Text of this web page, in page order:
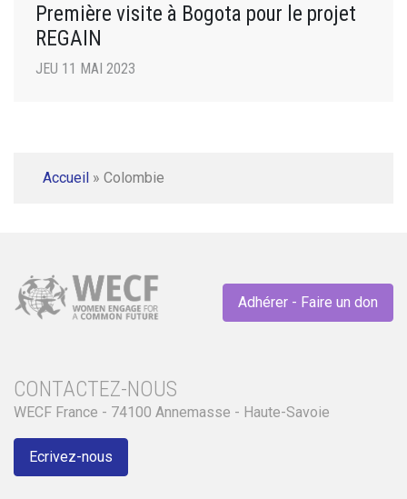
Première visite à Bogota pour le projet
REGAIN
JEU 11 MAI 2023
Accueil » Colombie
Adhérer - Faire un don
CONTACTEZ-NOUS
WECF France - 74100 Annemasse - Haute-Savoie
Ecrivez-nous